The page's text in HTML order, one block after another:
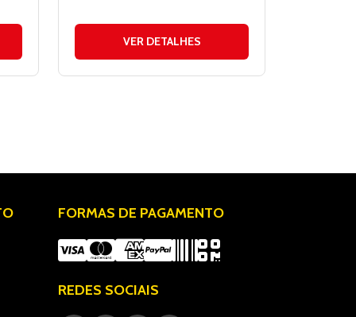
VER DETALHES
FORMAS DE PAGAMENTO
REDES SOCIAIS